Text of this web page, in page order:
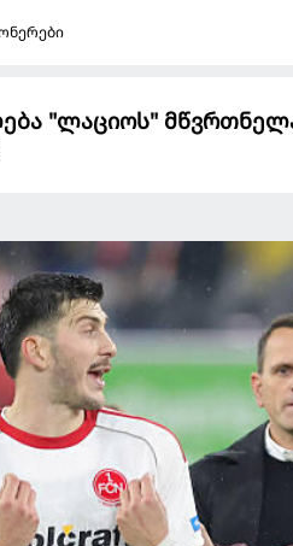
"ლაციოს"